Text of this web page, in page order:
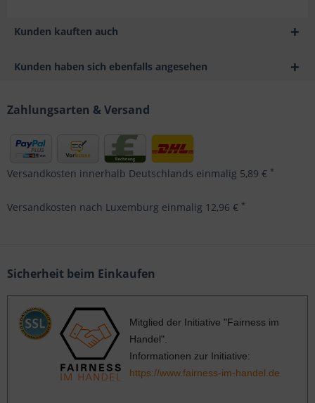
Kunden kauften auch
Kunden haben sich ebenfalls angesehen
Zahlungsarten & Versand
Versandkosten innerhalb Deutschlands einmalig 5,89 € *
Versandkosten nach Luxemburg einmalig 12,96 € *
Sicherheit beim Einkaufen
Mitglied der Initiative "Fairness im
Handel".
Informationen zur Initiative:
https://www.fairness-im-handel.de